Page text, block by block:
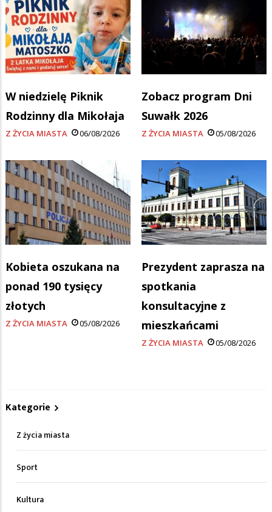
W niedzielę Piknik
Rodzinny dla Mikołaja
Z ŻYCIA MIASTA 06/08/2026
Zobacz program Dni
Suwałk 2026
Z ŻYCIA MIASTA 05/08/2026
Kobieta oszukana na
ponad 190 tysięcy
złotych
Z ŻYCIA MIASTA 05/08/2026
Prezydent zaprasza na
spotkania
konsultacyjne z
mieszkańcami
Z ŻYCIA MIASTA 05/08/2026
Kategorie
Z życia miasta
Sport
Kultura